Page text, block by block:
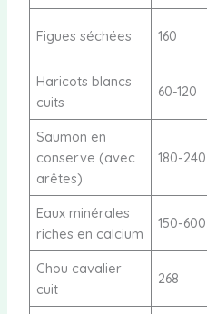
Figues séchées 160
Haricots blancs
cuits
60-120
Saumon en
conserve (avec
arêtes)
180-240
Eaux minérales
riches en calcium
150-600
Chou cavalier
cuit
268